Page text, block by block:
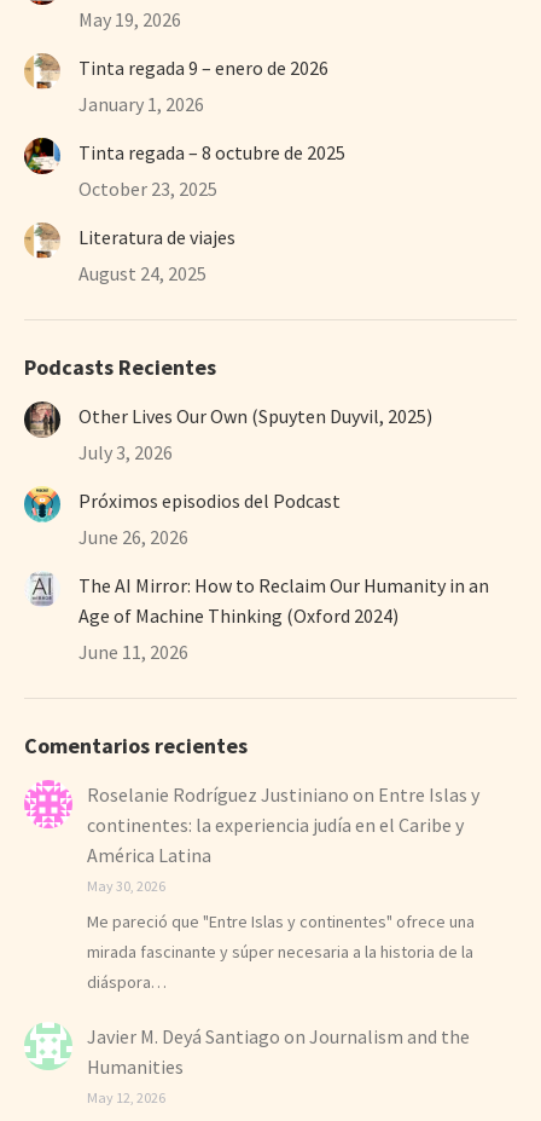
May 19, 2026
Tinta regada 9 – enero de 2026
January 1, 2026
Tinta regada – 8 octubre de 2025
October 23, 2025
Literatura de viajes
August 24, 2025
Podcasts Recientes
Other Lives Our Own (Spuyten Duyvil, 2025)
July 3, 2026
Próximos episodios del Podcast
June 26, 2026
The AI Mirror: How to Reclaim Our Humanity in an
Age of Machine Thinking (Oxford 2024)
June 11, 2026
Comentarios recientes
Roselanie Rodríguez Justiniano on Entre Islas y
continentes: la experiencia judía en el Caribe y
América Latina
May 30, 2026
Me pareció que "Entre Islas y continentes" ofrece una
mirada fascinante y súper necesaria a la historia de la
diáspora…
Javier M. Deyá Santiago on Journalism and the
Humanities
May 12, 2026